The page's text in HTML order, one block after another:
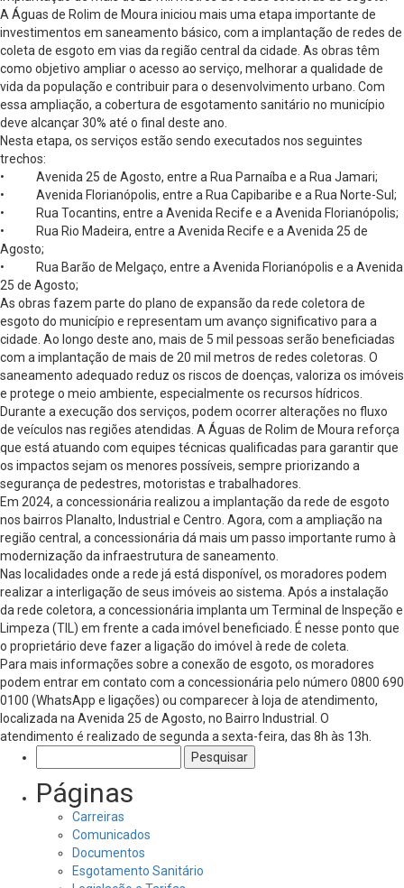
A Águas de Rolim de Moura iniciou mais uma etapa importante de
investimentos em saneamento básico, com a implantação de redes de
coleta de esgoto em vias da região central da cidade. As obras têm
como objetivo ampliar o acesso ao serviço, melhorar a qualidade de
vida da população e contribuir para o desenvolvimento urbano. Com
essa ampliação, a cobertura de esgotamento sanitário no município
deve alcançar 30% até o final deste ano.
Nesta etapa, os serviços estão sendo executados nos seguintes
trechos:
• Avenida 25 de Agosto, entre a Rua Parnaíba e a Rua Jamari;
• Avenida Florianópolis, entre a Rua Capibaribe e a Rua Norte-Sul;
• Rua Tocantins, entre a Avenida Recife e a Avenida Florianópolis;
• Rua Rio Madeira, entre a Avenida Recife e a Avenida 25 de
Agosto;
• Rua Barão de Melgaço, entre a Avenida Florianópolis e a Avenida
25 de Agosto;
As obras fazem parte do plano de expansão da rede coletora de
esgoto do município e representam um avanço significativo para a
cidade. Ao longo deste ano, mais de 5 mil pessoas serão beneficiadas
com a implantação de mais de 20 mil metros de redes coletoras. O
saneamento adequado reduz os riscos de doenças, valoriza os imóveis
e protege o meio ambiente, especialmente os recursos hídricos.
Durante a execução dos serviços, podem ocorrer alterações no fluxo
de veículos nas regiões atendidas. A Águas de Rolim de Moura reforça
que está atuando com equipes técnicas qualificadas para garantir que
os impactos sejam os menores possíveis, sempre priorizando a
segurança de pedestres, motoristas e trabalhadores.
Em 2024, a concessionária realizou a implantação da rede de esgoto
nos bairros Planalto, Industrial e Centro. Agora, com a ampliação na
região central, a concessionária dá mais um passo importante rumo à
modernização da infraestrutura de saneamento.
Nas localidades onde a rede já está disponível, os moradores podem
realizar a interligação de seus imóveis ao sistema. Após a instalação
da rede coletora, a concessionária implanta um Terminal de Inspeção e
Limpeza (TIL) em frente a cada imóvel beneficiado. É nesse ponto que
o proprietário deve fazer a ligação do imóvel à rede de coleta.
Para mais informações sobre a conexão de esgoto, os moradores
podem entrar em contato com a concessionária pelo número 0800 690
0100 (WhatsApp e ligações) ou comparecer à loja de atendimento,
localizada na Avenida 25 de Agosto, no Bairro Industrial. O
atendimento é realizado de segunda a sexta-feira, das 8h às 13h.
por:
Páginas
Carreiras
Comunicados
Documentos
Esgotamento Sanitário